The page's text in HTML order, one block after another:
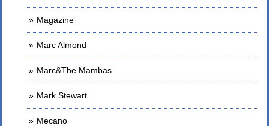
Magazine
Marc Almond
Marc&The Mambas
Mark Stewart
Mecano